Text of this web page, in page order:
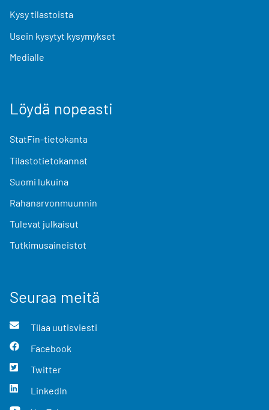
Kysy tilastoista
Usein kysytyt kysymykset
Medialle
Löydä nopeasti
StatFin-tietokanta
Tilastotietokannat
Suomi lukuina
Rahanarvonmuunnin
Tulevat julkaisut
Tutkimusaineistot
Seuraa meitä
Tilaa uutisviesti
Facebook
Twitter
LinkedIn